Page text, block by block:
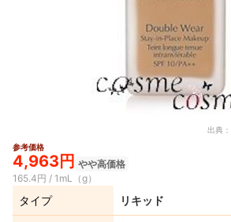
出典：
参考価格
4,963円 やや高価格
165.4円 / 1mL（g）
タイプ リキッド